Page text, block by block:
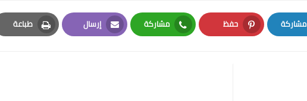
مشاركة
LinkedIn
حفظ
Pinterest
مشاركة
Whatsapp
إرسال
Email
طباعة
Print